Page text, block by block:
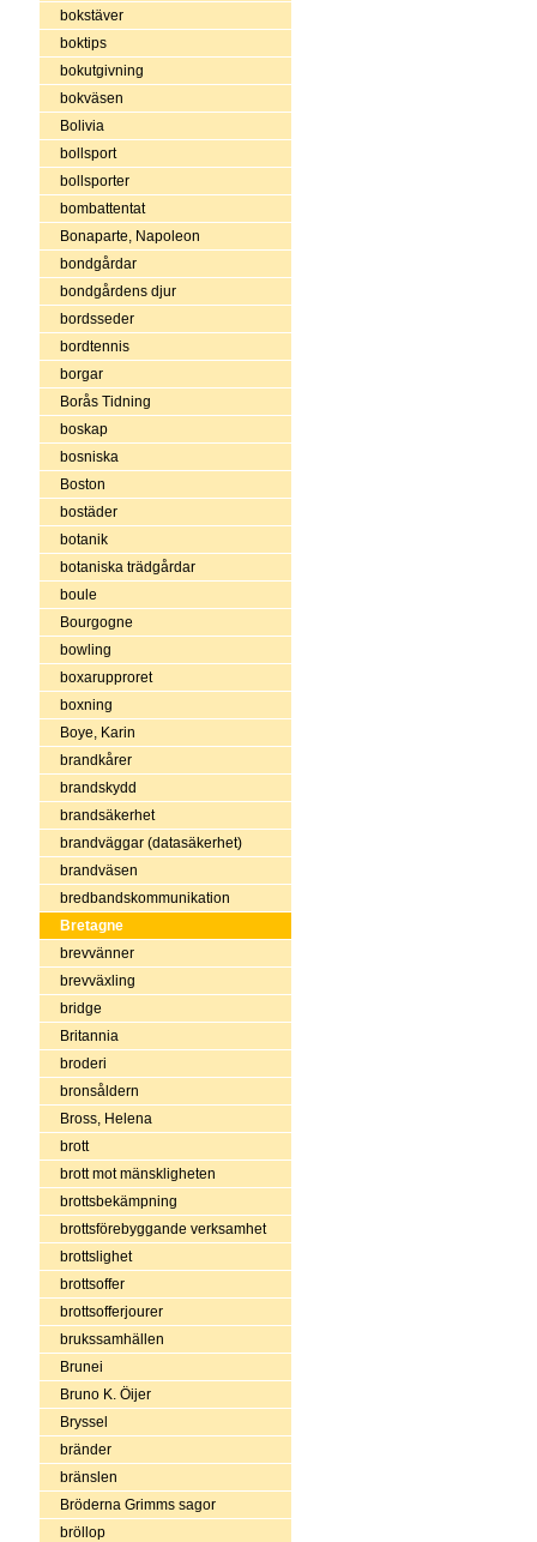
bokstäver
boktips
bokutgivning
bokväsen
Bolivia
bollsport
bollsporter
bombattentat
Bonaparte, Napoleon
bondgårdar
bondgårdens djur
bordsseder
bordtennis
borgar
Borås Tidning
boskap
bosniska
Boston
bostäder
botanik
botaniska trädgårdar
boule
Bourgogne
bowling
boxarupproret
boxning
Boye, Karin
brandkårer
brandskydd
brandsäkerhet
brandväggar (datasäkerhet)
brandväsen
bredbandskommunikation
Bretagne
brevvänner
brevväxling
bridge
Britannia
broderi
bronsåldern
Bross, Helena
brott
brott mot mänskligheten
brottsbekämpning
brottsförebyggande verksamhet
brottslighet
brottsoffer
brottsofferjourer
brukssamhällen
Brunei
Bruno K. Öijer
Bryssel
bränder
bränslen
Bröderna Grimms sagor
bröllop